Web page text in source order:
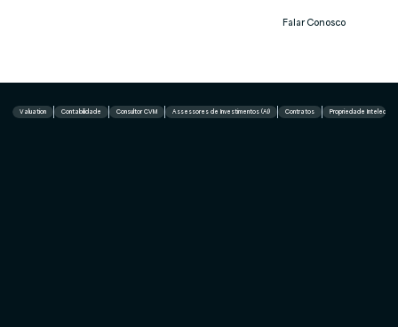
Falar Conosco
Valuation Contabilidade Consultor CVM Assessores de Investimentos (AI) Contratos Propriedade Intelectual